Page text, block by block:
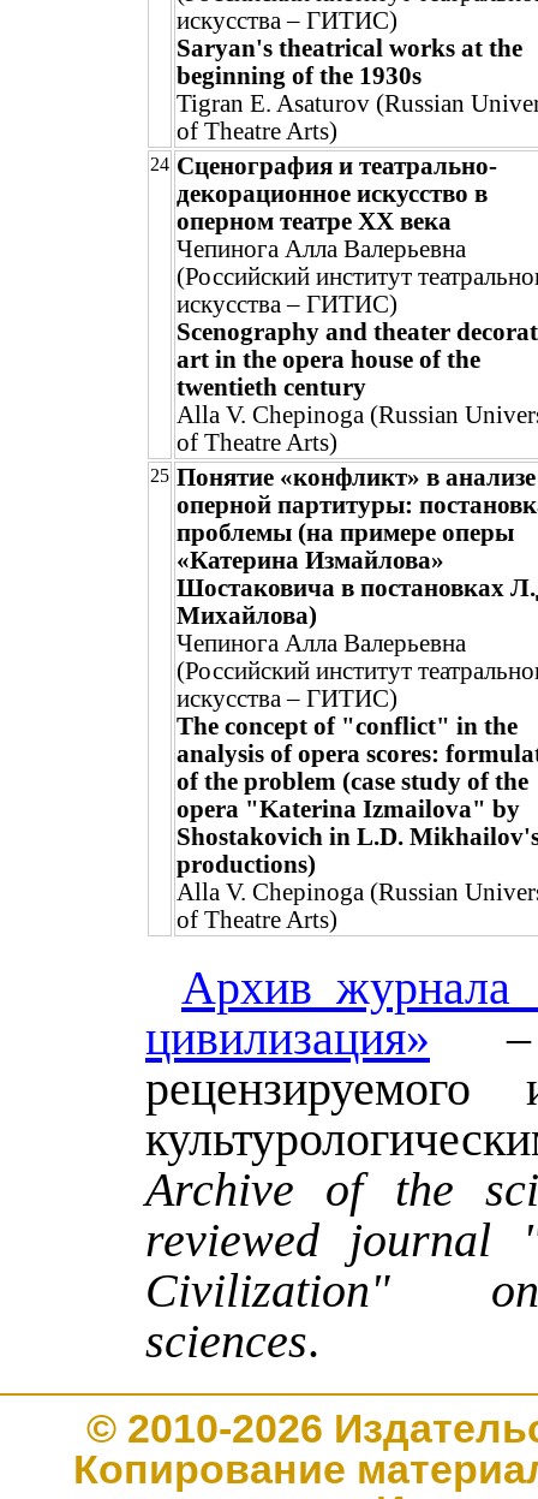
искусства – ГИТИС)
Saryan's theatrical works at the
beginning of the 1930s
Tigran E. Asaturov (Russian
of Theatre Arts)
24 Сценография и театрально-
декорационное искусство в
оперном театре ХХ века
Чепинога Алла Валерьевна
(Российский институт
искусства – ГИТИС)
Scenography and theater
art in the opera house of the
twentieth century
Alla V. Chepinoga (Russian
of Theatre Arts)
25 Понятие «конфликт» в анализе
оперной партитуры:
проблемы (на примере оперы
«Катерина Измайлова»
Шостаковича в постановках
Михайлова)
Чепинога Алла Валерьевна
(Российский институт
искусства – ГИТИС)
The concept of "conflict" in the
analysis of opera scores:
of the problem (case study of the
opera "Katerina Izmailova" by
Shostakovich in L.D.
productions)
Alla V. Chepinoga (Russian
of Theatre Arts)
Архив журнала
цивилизация» –
Archive of the
reviewed journal
Civilization"
sciences.
© 2010-2026
Копирование